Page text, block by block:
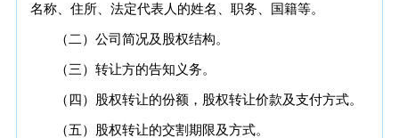
名称、住所、法定代表人的姓名、职务、国籍等。
（二）公司简况及股权结构。
（三）转让方的告知义务。
（四）股权转让的份额，股权转让价款及支付方式。
（五）股权转让的交割期限及方式。